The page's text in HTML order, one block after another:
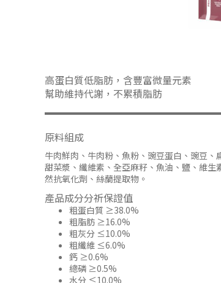
高蛋白質低脂肪，含豐富微量元素
幫助維持代謝，不累積脂肪
原料組成
牛肉鮮肉、牛肉粉、魚粉、豌豆蛋白、豌豆
甜菜漿、纖維素、全亞麻籽、魚油、鹽、維
然抗氧化劑、絲蘭提取物。
產品成分分祈保證值
粗蛋白質 ≥38.0%
粗脂肪 ≥16.0%
粗灰分 ≤10.0%
粗纖維 ≤6.0%
鈣 ≥0.6%
總磷 ≥0.5%
水分 ≤10.0%